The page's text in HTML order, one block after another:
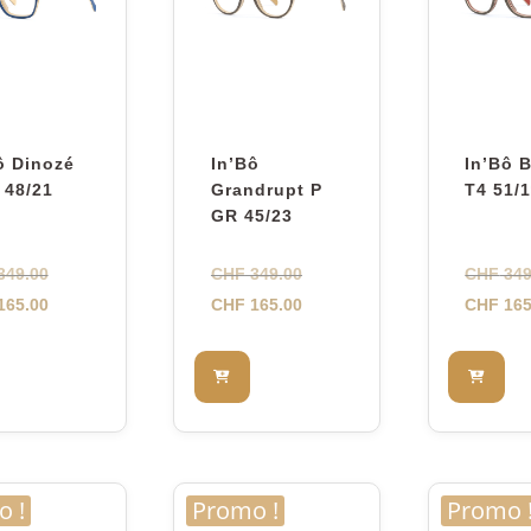
Dinozé
48/21
Le
prix
Le
CHF 165.00.
In’Bô
Grandrupt P
GR 45/23
CHF349.00Le
prix
CHF 165.00Le
CHF 165.00.
In’Bô
T4 51/
CHF
CHF
! Promo ! Promo !